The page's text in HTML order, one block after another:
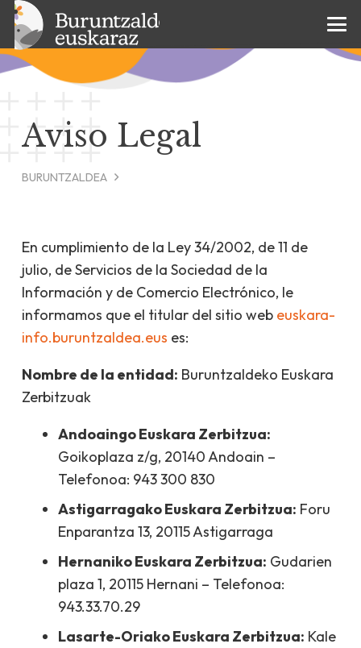
Aviso Legal
BURUNTZALDEA
En cumplimiento de la Ley 34/2002, de 11 de
julio, de Servicios de la Sociedad de la
Información y de Comercio Electrónico, le
informamos que el titular del sitio web euskara-
info.buruntzaldea.eus es:
Nombre de la entidad: Buruntzaldeko Euskara
Zerbitzuak
Andoaingo Euskara Zerbitzua:
Goikoplaza z/g, 20140 Andoain –
Telefonoa: 943 300 830
Astigarragako Euskara Zerbitzua: Foru
Enparantza 13, 20115 Astigarraga
Hernaniko Euskara Zerbitzua: Gudarien
plaza 1, 20115 Hernani – Telefonoa:
943.33.70.29
Lasarte-Oriako Euskara Zerbitzua: Kale